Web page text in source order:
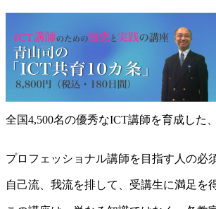
全国4,500名の優秀なICT講師を育成した
プロフェッショナル講師を目指す人の必
自己流、我流を排して、受講生に満足を